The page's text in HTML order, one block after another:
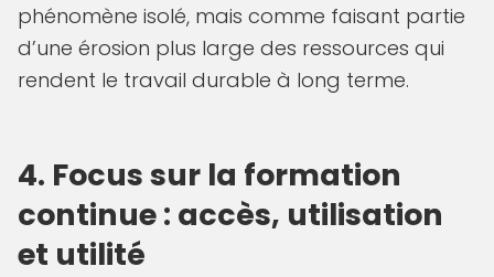
phénomène isolé, mais comme faisant partie
d’une érosion plus large des ressources qui
rendent le travail durable à long terme.
4. Focus sur la formation
continue : accès, utilisation
et utilité